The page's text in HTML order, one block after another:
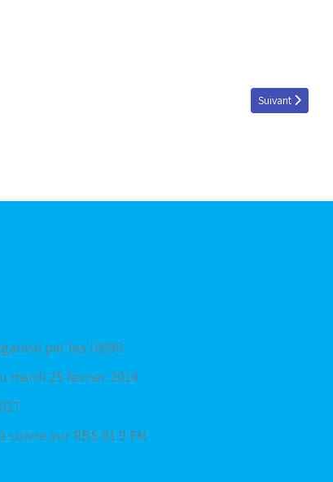
Article suivant :
Suivant
par les UB90
mardi 25 février 2014
sur RBS 91.9 FM